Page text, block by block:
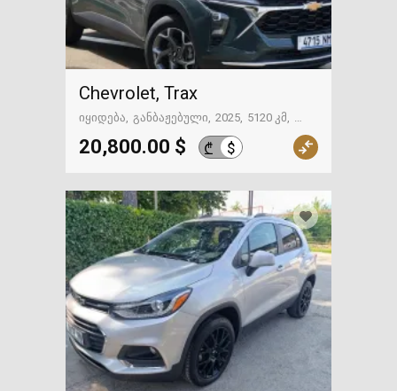
Chevrolet, Trax
იყიდება განბაჟებული 2025 5120 კმ
20,800.00 $ ₾ $